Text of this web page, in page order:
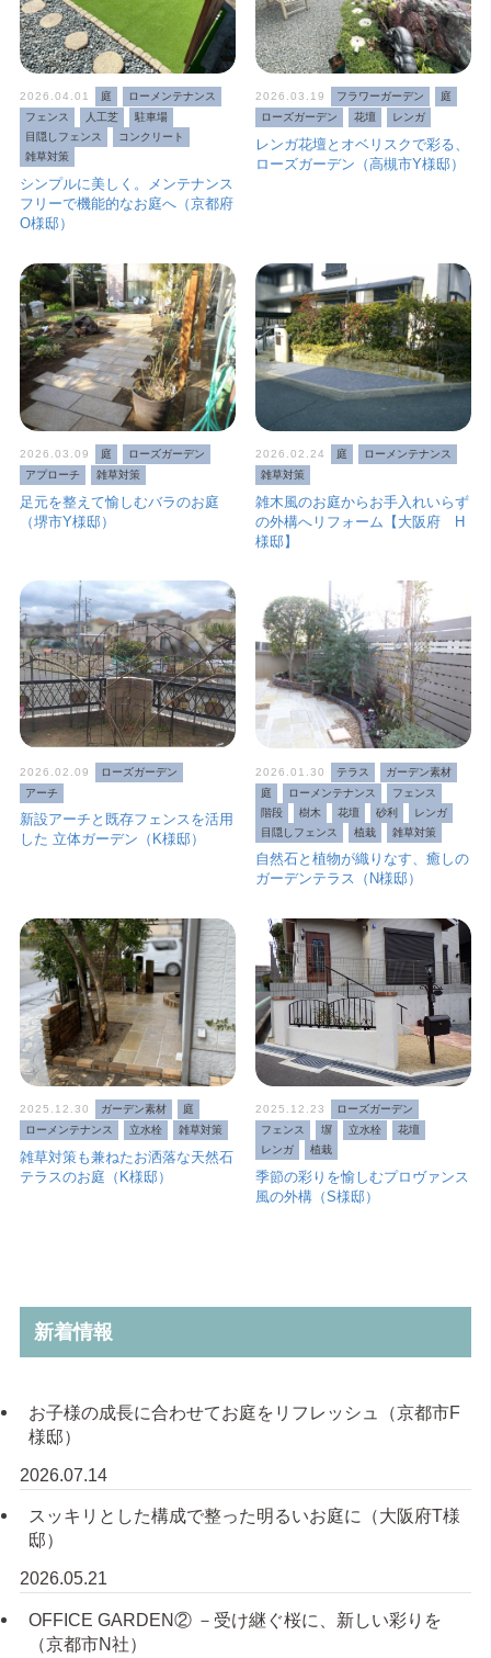
シンプルに美しく。メンテナンス
フリーで機能的なお庭へ（京都府
O様邸）
2026.04.01 庭
ローメンテナンス
フェンス
人工芝
駐車場
目隠しフェンス
コンクリート
雑草対策
レンガ花壇とオベリスクで彩る、
ローズガーデン（高槻市Y様邸）
2026.03.19 フラワーガーデン
庭
ローズガーデン
花壇 レンガ
足元を整えて愉しむバラのお庭
（堺市Y様邸）
2026.03.09 庭
ローズガーデン
アプローチ
雑草対策
雑木風のお庭からお手入れいらず
の外構へリフォーム【大阪府 H
様邸】
2026.02.24 庭
ローメンテナンス
雑草対策
新設アーチと既存フェンスを活用
した 立体ガーデン（K様邸）
2026.02.09
ローズガーデン
アーチ
自然石と植物が織りなす、癒しの
ガーデンテラス（N様邸）
2026.01.30 テラス
ガーデン素材
庭
ローメンテナンス
フェンス
階段
樹木 花壇 砂利
レンガ
目隠しフェンス
植栽 雑草対策
雑草対策も兼ねたお洒落な天然石
テラスのお庭（K様邸）
2025.12.30 ガーデン素材
庭
ローメンテナンス
立水栓 雑草対策
季節の彩りを愉しむプロヴァンス
風の外構（S様邸）
2025.12.23
ローズガーデン
フェンス
塀 立水栓
花壇
レンガ
植栽
新着情報
お子様の成長に合わせてお庭をリフレッシュ（京都市F
様邸）
2026.07.14
スッキリとした構成で整った明るいお庭に（大阪府T様
邸）
2026.05.21
OFFICE GARDEN② －受け継ぐ桜に、新しい彩りを
（京都市N社）